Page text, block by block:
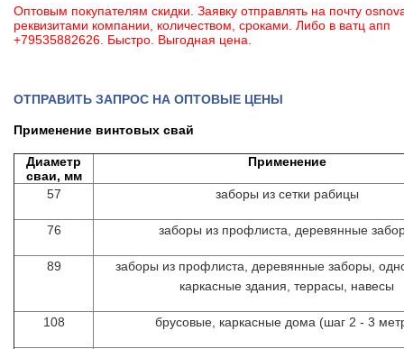
Оптовым покупателям скидки. Заявку отправлять на почту
реквизитами компании, количеством, сроками. Либо в ватц апп
+79535882626. Быстро. Выгодная цена.
ОТПРАВИТЬ ЗАПРОС НА ОПТОВЫЕ ЦЕНЫ
Применение винтовых свай
Диаметр
сваи, мм
Применение
57 заборы из сетки рабицы
76 заборы из профлиста, деревянные
89
заборы из профлиста, деревянные заборы,
каркасные здания, террасы, навесы
108 брусовые, каркасные дома (шаг 2 - 3